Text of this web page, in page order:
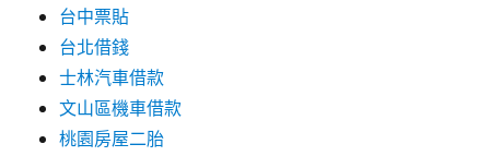
台中票貼
台北借錢
士林汽車借款
文山區機車借款
桃園房屋二胎